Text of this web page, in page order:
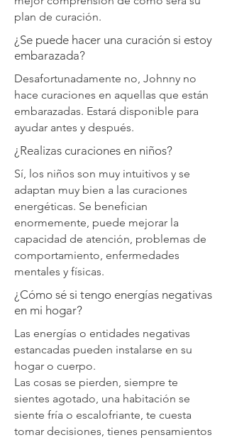
plan de curación.
¿Se puede hacer una curación si estoy
embarazada?
Desafortunadamente no, Johnny no
hace curaciones en aquellas que están
embarazadas. Estará disponible para
ayudar antes y después.
¿Realizas curaciones en niños?
Sí, los niños son muy intuitivos y se
adaptan muy bien a las curaciones
energéticas. Se benefician
enormemente, puede mejorar la
capacidad de atención, problemas de
comportamiento, enfermedades
mentales y físicas.
¿Cómo sé si tengo energías negativas
en mi hogar?
Las energías o entidades negativas
estancadas pueden instalarse en su
hogar o cuerpo.
Las cosas se pierden, siempre te
sientes agotado, una habitación se
siente fría o escalofriante, te cuesta
tomar decisiones, tienes pensamientos